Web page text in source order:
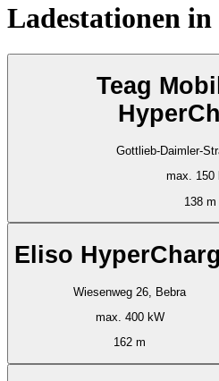
Ladestationen in
Teag
Gottlieb-Daimler-
max. 150
138 m
Eliso
Wiesenweg 26, Bebra
max. 400 kW
162 m